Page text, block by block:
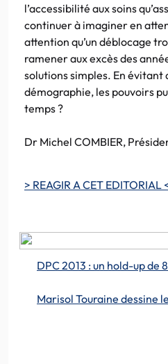
l’accessibilité aux soins
continuer à imaginer en
attention qu’un déblocage
ramener aux excès des
solutions simples. En évitant
démographie, les pouvoirs
temps ?
Dr Michel COMBIER,
> REAGIR A CET EDITORIAL
DPC 2013 : un hold-up de
Marisol Touraine dessine